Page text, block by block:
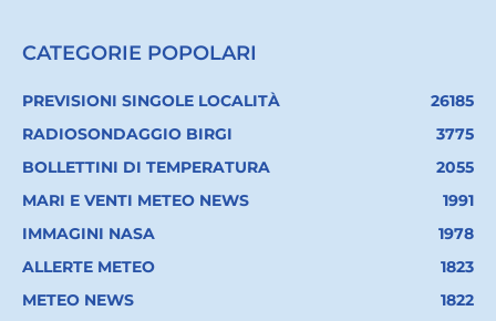
CATEGORIE POPOLARI
PREVISIONI SINGOLE LOCALITÀ
26185
RADIOSONDAGGIO BIRGI
3775
BOLLETTINI DI TEMPERATURA
2055
MARI E VENTI METEO NEWS
1991
IMMAGINI NASA
1978
ALLERTE METEO
1823
METEO NEWS
1822